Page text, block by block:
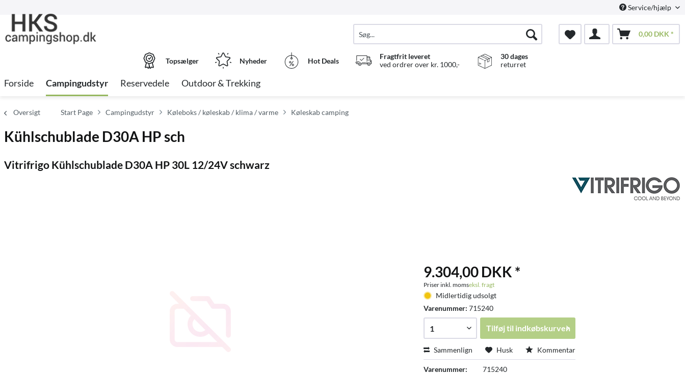
Service/hjælp
0,00 DKK *
Topsælger Nyheder Hot Deals
Fragtfrit leveret
ved ordrer over kr. 1000,-
30 dages
returret
Forside Campingudstyr Reservedele Outdoor & Trekking
Oversigt Start Page Campingudstyr Køleboks / køleskab / klima / varme Køleskab camping
Kühlschublade D30A HP sch
Vitrifrigo Kühlschublade D30A HP 30L 12/24V schwarz
9.304,00 DKK *
Priser inkl. momseksl. fragt
Midlertidig udsolgt
Varenummer:715240
Tilføj til indkøbskurven
Sammenlign Husk Kommentar
Varenummer: 715240